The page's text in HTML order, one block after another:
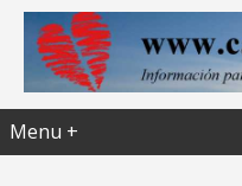
Menu +